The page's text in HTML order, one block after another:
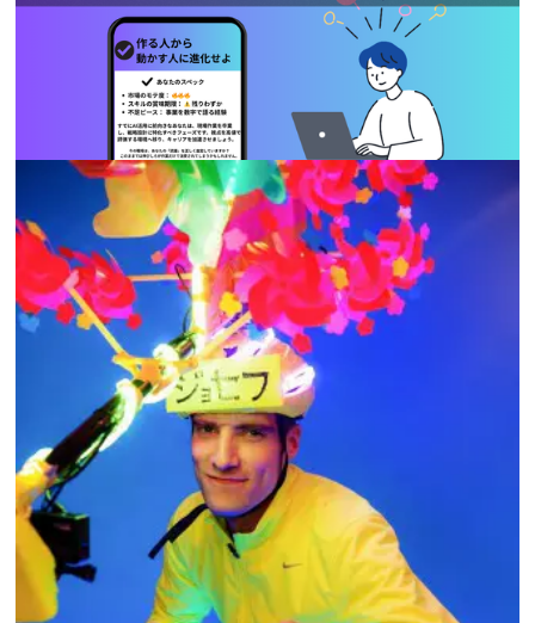
プロフェッショナル×つながる×メディア